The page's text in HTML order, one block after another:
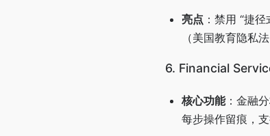
亮点 ：禁用 “捷
（美国教育隐私法
6. Financial
核心功能：金融
每步操作留痕，